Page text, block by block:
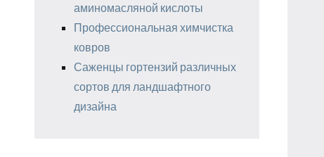
аминомасляной кислоты
Профессиональная химчистка
ковров
Саженцы гортензий различных
сортов для ландшафтного
дизайна